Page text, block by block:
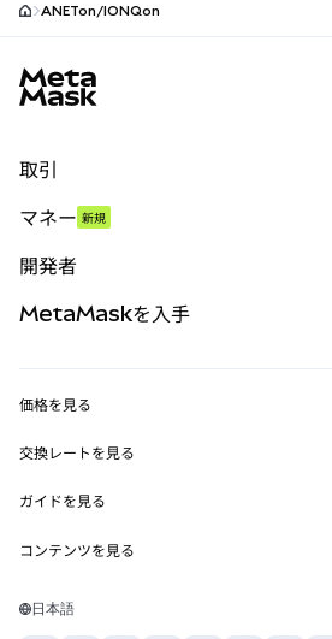
ANETon/IONQon
取引
パーペチュアル
RWA
マネー 新規
開発者
MetaMask Connect
Snaps
Web3サービス
MetaMaskを入手
セキュリティ
サポート
キャリア
価格を見る
イーサリアムの価格
Solanaの価格
Tetherの価格
交換レートを見る
ETH→USD
USDT→INR
BTC→INR
ガイドを見る
ETHの購入
コンテンツを見る
Solanaウォレット
日本語